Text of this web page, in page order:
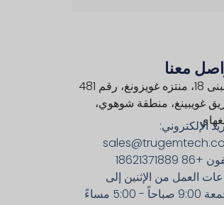
معنا
المبنى 18، منتزه غويزونغ، رقم 481
غويبينغ، منطقة شوهوي،
الإلكتروني:
18621371889
العمل من الإثنين إلى
- 5:00 مساءً